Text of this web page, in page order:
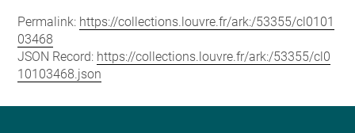
Permalink: https://collections.louvre.fr/ark:/53355/cl0101
03468
JSON Record: https://collections.louvre.fr/ark:/53355/cl0
10103468.json